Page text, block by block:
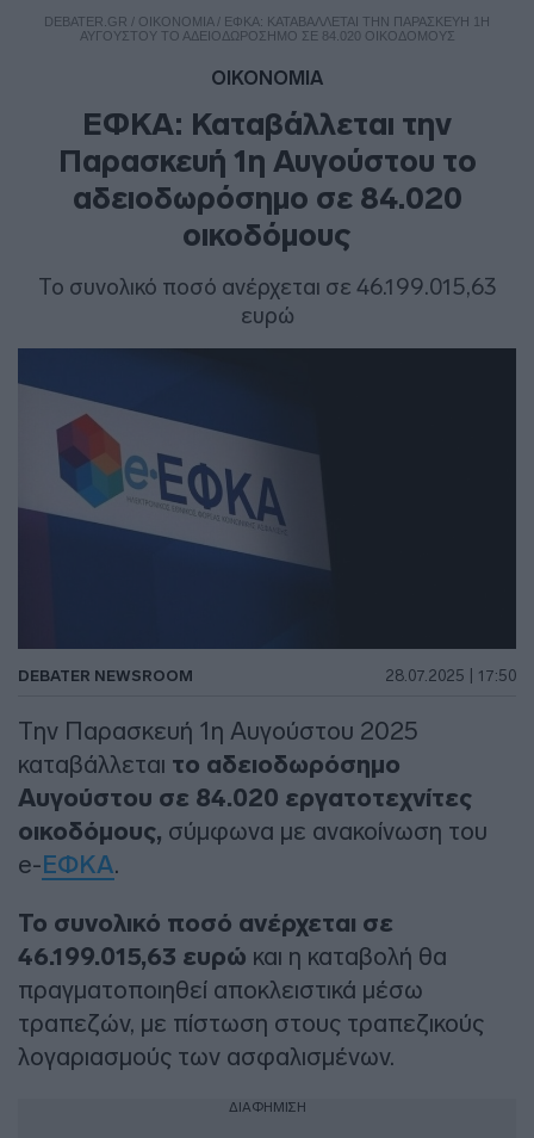
DEBATER.GR / ΟΙΚΟΝΟΜΙΑ/ ΕΦΚΑ: ΚΑΤΑΒΆΛΛΕΤΑΙ ΤΗΝ ΠΑΡΑΣΚΕΥΉ 1Η
ΑΥΓΟΎΣΤΟΥ ΤΟ ΑΔΕΙΟΔΩΡΌΣΗΜΟ ΣΕ 84.020 ΟΙΚΟΔΌΜΟΥΣ
ΟΙΚΟΝΟΜΙΑ
ΕΦΚΑ: Καταβάλλεται την
Παρασκευή 1η Αυγούστου το
αδειοδωρόσημο σε 84.020
οικοδόμους
Το συνολικό ποσό ανέρχεται σε 46.199.015,63
ευρώ
DEBATER NEWSROOM 28.07.2025 | 17:50
Την Παρασκευή 1η Αυγούστου 2025
καταβάλλεται το αδειοδωρόσημο
Αυγούστου σε 84.020 εργατοτεχνίτες
οικοδόμους, σύμφωνα με ανακοίνωση του
e-ΕΦΚΑ.
Το συνολικό ποσό ανέρχεται σε
46.199.015,63 ευρώ και η καταβολή θα
πραγματοποιηθεί αποκλειστικά μέσω
τραπεζών, με πίστωση στους τραπεζικούς
λογαριασμούς των ασφαλισμένων.
ΔΙΑΦΗΜΙΣΗ